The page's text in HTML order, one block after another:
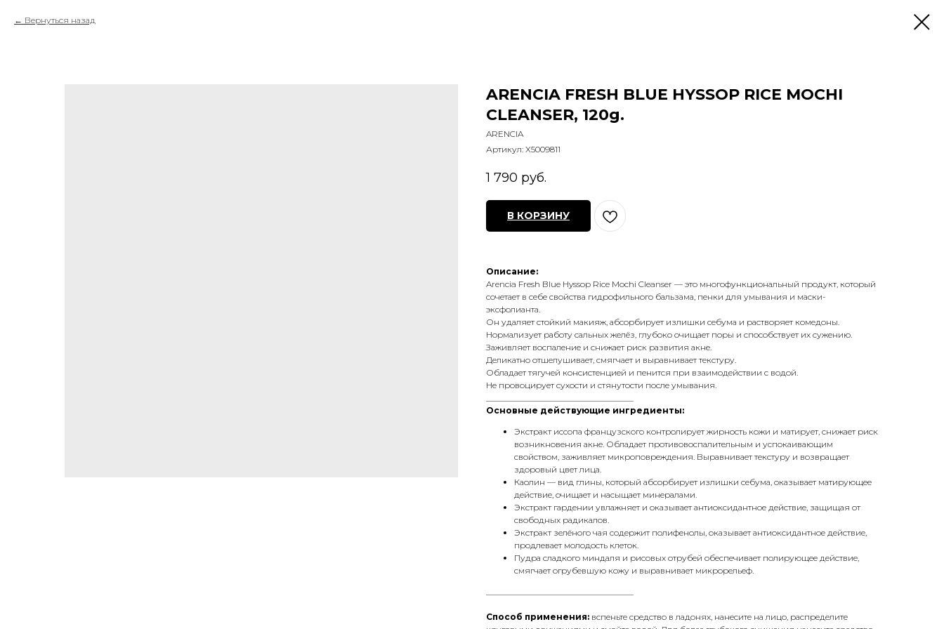
Вернуться назад
ARENCIA FRESH BLUE HYSSOP RICE MOCHI
CLEANSER, 120g.
ARENCIA
Артикул: X5009811
1 790 руб.
В КОРЗИНУ
Описание:
Arencia Fresh Blue Hyssop Rice Mochi Cleanser — это многофункциональный продукт, который
сочетает в себе свойства гидрофильного бальзама, пенки для умывания и маски-
эксфолианта.
Он удаляет стойкий макияж, абсорбирует излишки себума и растворяет комедоны.
Нормализует работу сальных желёз, глубоко очищает поры и способствует их сужению.
Заживляет воспаление и снижает риск развития акне.
Деликатно отшелушивает, смягчает и выравнивает текстуру.
Обладает тягучей консистенцией и пенится при взаимодействии с водой.
Не провоцирует сухости и стянутости после умывания.
Основные действующие ингредиенты:
Экстракт иссопа французского контролирует жирность кожи и матирует, снижает риск
возникновения акне. Обладает противовоспалительным и успокаивающим
свойством, заживляет микроповреждения. Выравнивает текстуру и возвращает
здоровый цвет лица.
Каолин — вид глины, который абсорбирует излишки себума, оказывает матирующее
действие, очищает и насыщает минералами.
Экстракт гардении увлажняет и оказывает антиоксидантное действие, защищая от
свободных радикалов.
Экстракт зелёного чая содержит полифенолы, оказывает антиоксидантное действие,
продлевает молодость клеток.
Пудра сладкого миндаля и рисовых отрубей обеспечивает полирующее действие,
смягчает огрубевшую кожу и выравнивает микрорельеф.
Способ применения: вспеньте средство в ладонях, нанесите на лицо, распределите